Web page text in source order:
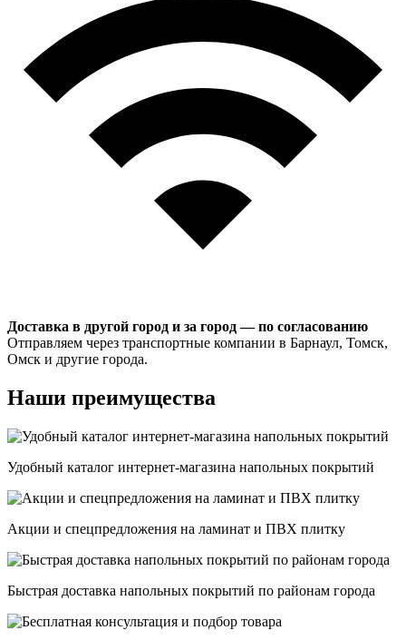
Доставка в другой город и за город — по согласованию
Отправляем через транспортные компании в Барнаул, Томск,
Омск и другие города.
Наши преимущества
Удобный каталог интернет-магазина напольных покрытий
Акции и спецпредложения на ламинат и ПВХ плитку
Быстрая доставка напольных покрытий по районам города